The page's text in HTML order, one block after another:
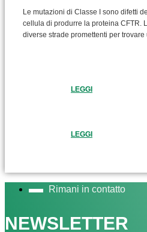
Le mutazioni di Classe I sono difetti
cellula di produrre la proteina CFTR.
diverse strade promettenti per
LEGGI
LEGGI
Rimani in contatto
NEWSLETTER